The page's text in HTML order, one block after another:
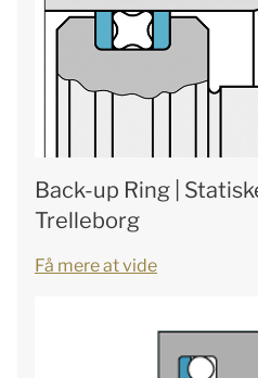
Back-up Ring |
Trelleborg
Få mere at vide